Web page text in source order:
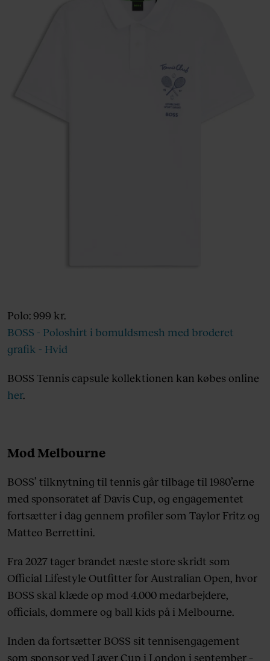
Polo: 999 kr.
BOSS - Poloshirt i bomuldsmesh med broderet
grafik - Hvid
BOSS Tennis capsule kollektionen kan købes online
her.
Mod Melbourne
BOSS’ tilknytning til tennis går tilbage til 1980’erne
med sponsoratet af Davis Cup, og engagementet
fortsætter i dag gennem profiler som Taylor Fritz og
Matteo Berrettini.
Fra 2027 tager brandet næste store skridt som
Official Lifestyle Outfitter for Australian Open, hvor
BOSS skal klæde op mod 4.000 medarbejdere,
officials, dommere og ball kids på i Melbourne.
Inden da fortsætter BOSS sit tennisengagement
som sponsor ved Laver Cup i London i september –